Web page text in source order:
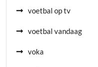
voetbal op tv
voetbal vandaag
voka